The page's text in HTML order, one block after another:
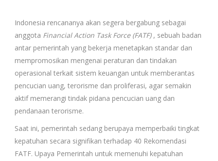
Indonesia rencananya akan segera bergabung sebagai
anggota Financial Action Task Force (FATF), sebuah badan
antar pemerintah yang bekerja menetapkan standar dan
mempromosikan mengenai peraturan dan tindakan
operasional terkait sistem keuangan untuk memberantas
pencucian uang, terorisme dan proliferasi, agar semakin
aktif memerangi tindak pidana pencucian uang dan
pendanaan terorisme.
Saat ini, pemerintah sedang berupaya memperbaiki tingkat
kepatuhan secara signifikan terhadap 40 Rekomendasi
FATF. Upaya Pemerintah untuk memenuhi kepatuhan